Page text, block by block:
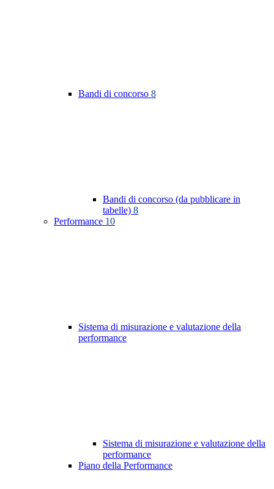
Bandi di concorso 8
Bandi di concorso (da pubblicare in
tabelle) 8
Performance 10
Sistema di misurazione e valutazione della
performance
Sistema di misurazione e valutazione della
performance
Piano della Performance